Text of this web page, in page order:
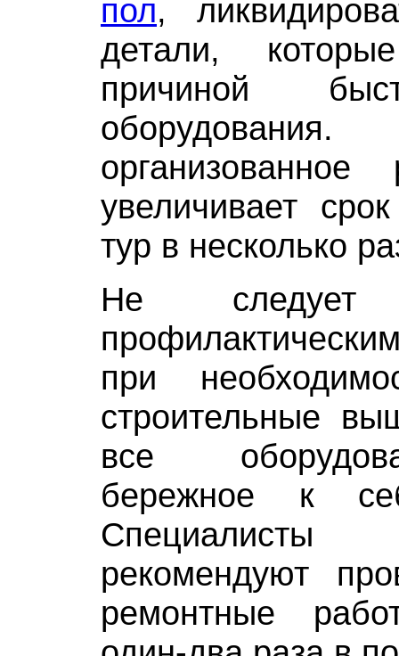
пол,
детали,
причиной
увеличивает
тур в несколько
Не следует
при
строительные
все
бережное к
Специалисты
рекомендуют
ремонтные